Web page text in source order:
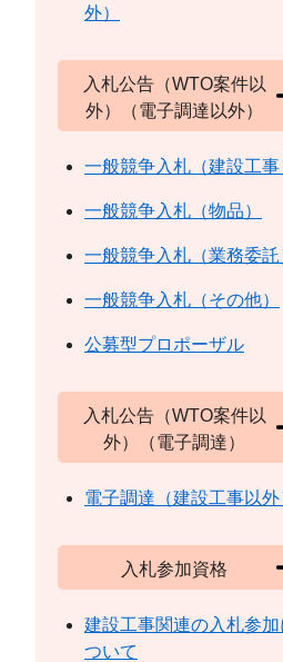
外）
入札公告（WTO案件以
外）（電子調達以外）
一般競争入札（建設工事
一般競争入札（物品）
一般競争入札（業務委託
一般競争入札（その他）
公募型プロポーザル
入札公告（WTO案件以
外）（電子調達）
電子調達（建設工事以外
入札参加資格
建設工事関連の入札参加
ついて